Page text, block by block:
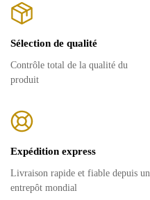
Sélection de qualité
Contrôle total de la qualité du
produit
Expédition express
Livraison rapide et fiable depuis un
entrepôt mondial